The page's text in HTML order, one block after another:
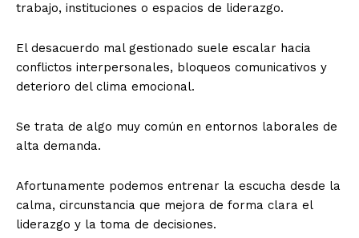
trabajo, instituciones o espacios de liderazgo.
El desacuerdo mal gestionado suele escalar hacia
conflictos interpersonales, bloqueos comunicativos y
deterioro del clima emocional.
Se trata de algo muy común en entornos laborales de
alta demanda.
Afortunamente podemos entrenar la escucha desde la
calma, circunstancia que mejora de forma clara el
liderazgo y la toma de decisiones.